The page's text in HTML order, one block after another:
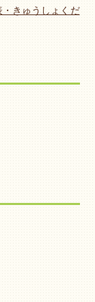
きゅうしょくだ